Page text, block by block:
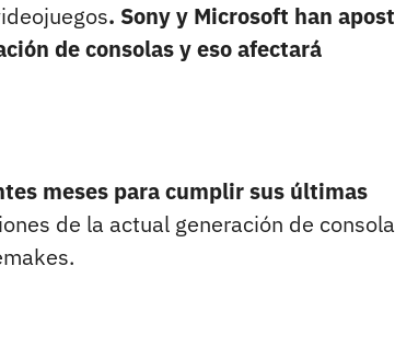
. Sony y Microsoft han
de consolas y eso afectará
meses para cumplir sus últimas
de la actual generación de